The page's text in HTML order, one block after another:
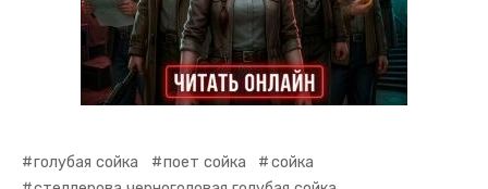
голубая сойка поет сойка
сойка